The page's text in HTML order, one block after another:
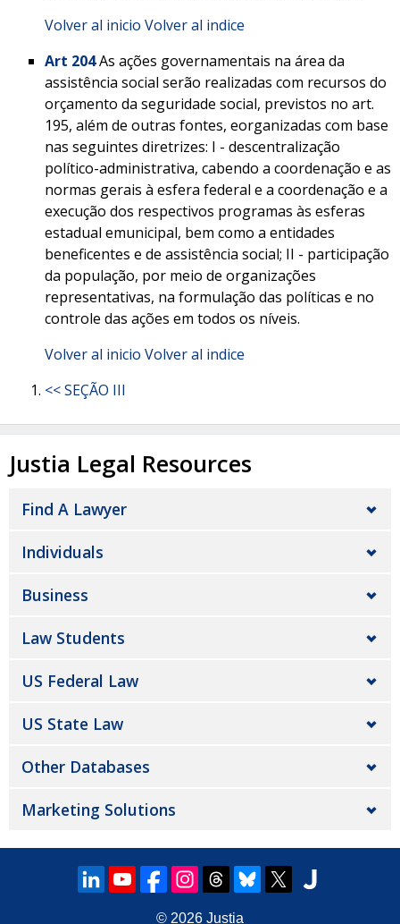
Volver al inicio Volver al indice
Art 204As ações governamentais na área da
assistência social serão realizadas com recursos do
orçamento da seguridade social, previstos no art.
195, além de outras fontes, eorganizadas com base
nas seguintes diretrizes: I - descentralização
político-administrativa, cabendo a coordenação e as
normas gerais à esfera federal e a coordenação e a
execução dos respectivos programas às esferas
estadual emunicipal, bem como a entidades
beneficentes e de assistência social; II - participação
da população, por meio de organizações
representativas, na formulação das políticas e no
controle das ações em todos os níveis.
Volver al inicio Volver al indice
<< SEÇÃO III
Justia Legal Resources
Find A Lawyer
Individuals
Business
Law Students
US Federal Law
US State Law
Other Databases
Marketing Solutions
© 2026 Justia